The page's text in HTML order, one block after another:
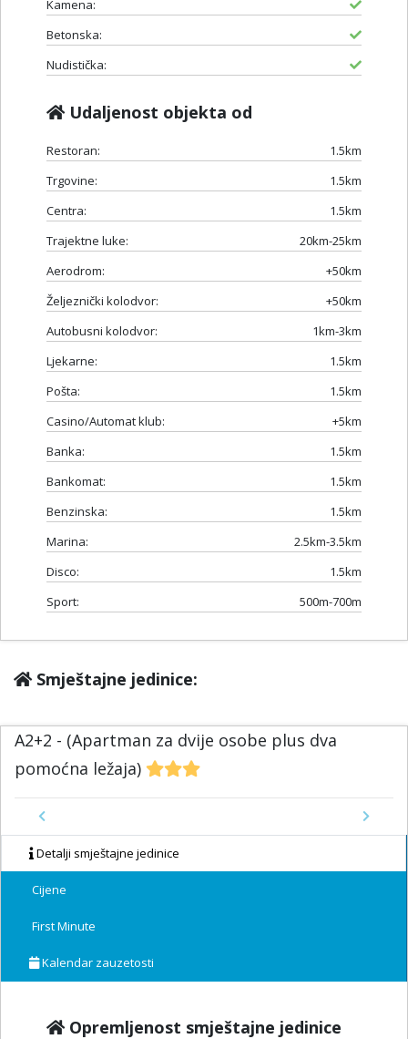
Kamena:
Betonska:
Nudistička:
Udaljenost objekta od
Restoran:
1.5km
Trgovine:
1.5km
Centra:
1.5km
Trajektne luke:
20km-25km
Aerodrom:
+50km
Željeznički kolodvor:
+50km
Autobusni kolodvor:
1km-3km
Ljekarne:
1.5km
Pošta:
1.5km
Casino/Automat klub:
+5km
Banka:
1.5km
Bankomat:
1.5km
Benzinska:
1.5km
Marina:
2.5km-3.5km
Disco:
1.5km
Sport:
500m-700m
Smještajne jedinice:
A2+2 - (Apartman za dvije osobe plus dva
pomoćna ležaja)
Previous
Next
Detalji smještajne jedinice
Cijene
First Minute
Kalendar zauzetosti
Opremljenost smještajne jedinice